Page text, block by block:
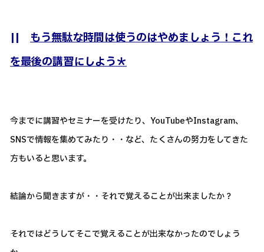
|| もう無駄な時間は使うのはやめましょう！これ
を最後の講習にしよう＊
今までに講習やセミナーを受けたり、YouTubeやInstagram、
SNSで情報を集めてみたり・・など、たくさんの努力をしてきた
方もいると思います。
結論から聞きますが・・それで覚えることが出来ましたか？
それではどうしてそこで覚えることが出来なかったのでしょう